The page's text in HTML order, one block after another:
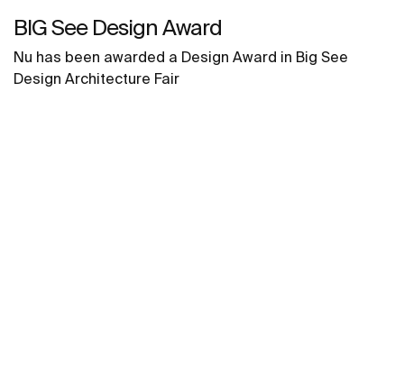
BIG See Design Award
Nu has been awarded a Design Award in Big See
Design Architecture Fair